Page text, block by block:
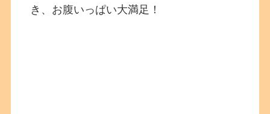
き、お腹いっぱい大満足！